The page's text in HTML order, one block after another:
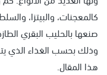
كالمعجنات، والبيتزا،
صنعها بالحليب البقري
وذلك بحسب الغذاء الذي
هذا المقال.